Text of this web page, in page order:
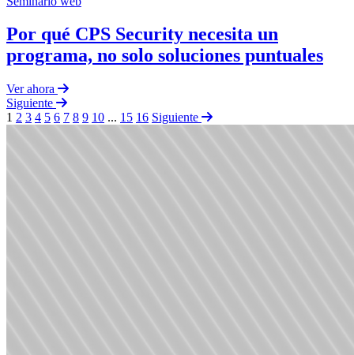
Por qué CPS Security necesita un
programa, no solo soluciones puntuales
Ver ahora
Siguiente
1 2 3 4 5 6 7 8 9 10 ... 15 16 Siguiente